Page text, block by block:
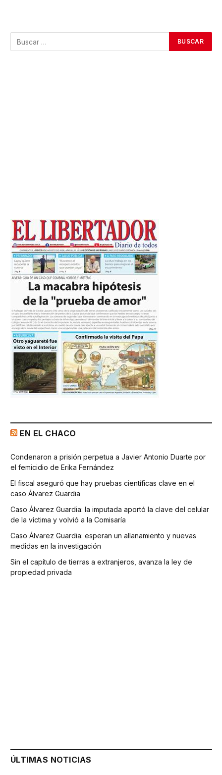
EN EL CHACO
Condenaron a prisión perpetua a Javier Antonio Duarte por
el femicidio de Erika Fernández
El fiscal aseguró que hay pruebas científicas clave en el
caso Álvarez Guardia
Caso Álvarez Guardia: la imputada aportó la clave del celular
de la víctima y volvió a la Comisaría
Caso Álvarez Guardia: esperan un allanamiento y nuevas
medidas en la investigación
Sin el capítulo de tierras a extranjeros, avanza la ley de
propiedad privada
ÚLTIMAS NOTICIAS